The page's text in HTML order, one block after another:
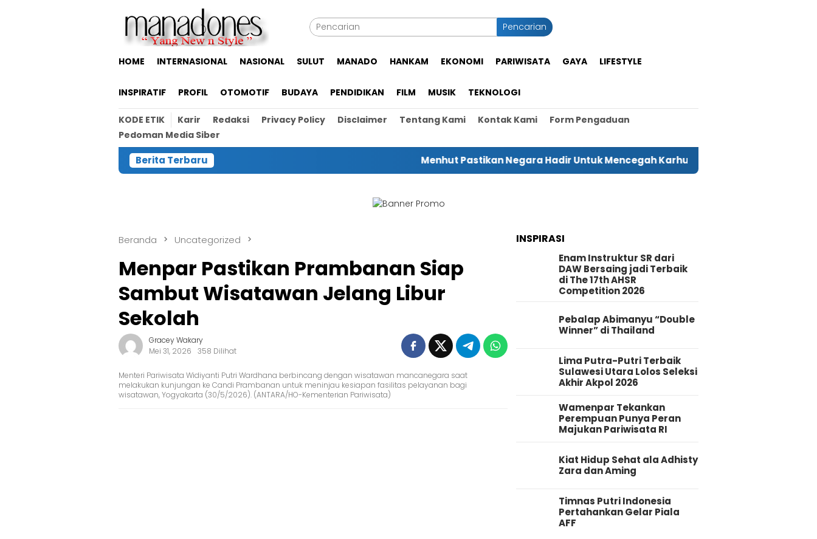
Pencarian
HOME INTERNASIONAL NASIONAL SULUT MANADO HANKAM EKONOMI PARIWISATA GAYA LIFESTYLE
INSPIRATIF PROFIL OTOMOTIF BUDAYA PENDIDIKAN FILM MUSIK TEKNOLOGI
KODE ETIK Karir Redaksi Privacy Policy Disclaimer Tentang Kami Kontak Kami
Form Pengaduan
Pedoman Media Siber
Berita Terbaru Menhut Pastikan Negara Hadir Untuk Mencegah Karhutla Produk Hasil Daur Ulang
Beranda Uncategorized
Menpar Pastikan Prambanan Siap
Sambut Wisatawan Jelang Libur
Sekolah
Gracey Wakary
Mei 31, 2026
358 Dilihat
Menteri Pariwisata Widiyanti Putri Wardhana berbincang dengan wisatawan mancanegara saat
melakukan kunjungan ke Candi Prambanan untuk meninjau kesiapan fasilitas pelayanan bagi
wisatawan, Yogyakarta (30/5/2026). (ANTARA/HO-Kementerian Pariwisata)
INSPIRASI
Enam Instruktur SR dari
DAW Bersaing jadi Terbaik
di The 17th AHSR
Competition 2026
Pebalap Abimanyu “Double
Winner” di Thailand
Lima Putra-Putri Terbaik
Sulawesi Utara Lolos Seleksi
Akhir Akpol 2026
Wamenpar Tekankan
Perempuan Punya Peran
Majukan Pariwisata RI
Kiat Hidup Sehat ala Adhisty
Zara dan Aming
Timnas Putri Indonesia
Pertahankan Gelar Piala
AFF